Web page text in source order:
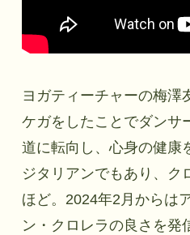
ヨガティーチャーの梅澤
ケガをしたことでダンサ
道に転向し、心身の健康
ジタリアンでもあり、ク
ほど。2024年2月からは
ン・クロレラの良さを発